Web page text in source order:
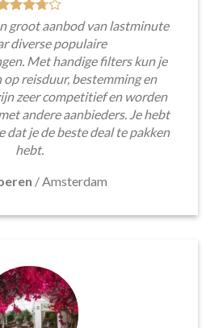
groot aanbod van lastminute
diverse populaire
Met handige filters kun je
op reisduur, bestemming en
zeer competitief en worden
andere aanbieders. Je hebt
dat je de beste deal te pakken
hebt.
/Amsterdam